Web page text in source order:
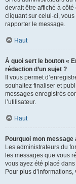
devrait être affiché à
cliquant sur celui-ci,
rapporter le message.
Haut
À quoi sert le bouton «
rédaction d’un sujet ?
Il vous permet
souhaitez finaliser et
messages enregistrés
l’utilisateur.
Haut
Pourquoi mon message
Les administrateurs du
les messages que vous
vous ayez été placé
Pour plus